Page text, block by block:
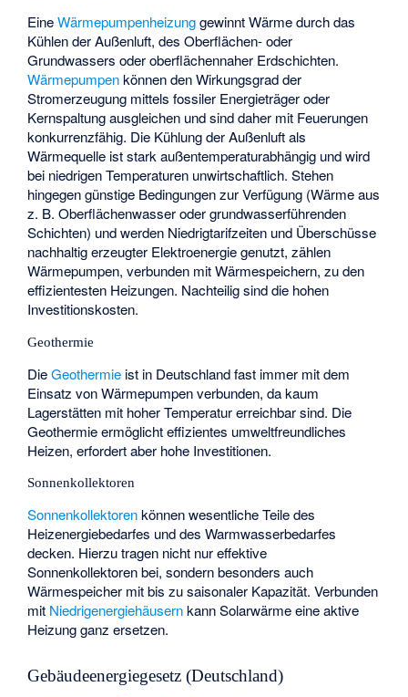
EineWärmepumpenheizunggewinnt Wärme durch das
Kühlen der Außenluft, des Oberflächen- oder
Grundwassers oder oberflächennaher Erdschichten.
Wärmepumpenkönnen den Wirkungsgrad der
Stromerzeugung mittels fossiler Energieträger oder
Kernspaltung ausgleichen und sind daher mit Feuerungen
konkurrenzfähig. Die Kühlung der Außenluft als
Wärmequelle ist stark außentemperaturabhängig und wird
bei niedrigen Temperaturen unwirtschaftlich. Stehen
hingegen günstige Bedingungen zur Verfügung (Wärme aus
z. B. Oberflächenwasser oder grundwasserführenden
Schichten) und werden Niedrigtarifzeiten und Überschüsse
nachhaltig erzeugter Elektroenergie genutzt, zählen
Wärmepumpen, verbunden mit Wärmespeichern, zu den
effizientesten Heizungen. Nachteilig sind die hohen
Investitionskosten.
Geothermie
DieGeothermie ist in Deutschland fast immer mit dem
Einsatz von Wärmepumpen verbunden, da kaum
Lagerstätten mit hoher Temperatur erreichbar sind. Die
Geothermie ermöglicht effizientes umweltfreundliches
Heizen, erfordert aber hohe Investitionen.
Sonnenkollektoren
Sonnenkollektorenkönnen wesentliche Teile des
Heizenergiebedarfes und des Warmwasserbedarfes
decken. Hierzu tragen nicht nur effektive
Sonnenkollektoren bei, sondern besonders auch
Wärmespeicher mit bis zu saisonaler Kapazität. Verbunden
mit Niedrigenergiehäusernkann Solarwärme eine aktive
Heizung ganz ersetzen.
Gebäudeenergiegesetz (Deutschland)